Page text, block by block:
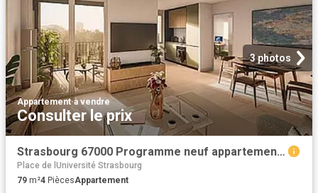
3 photos
Appartement·à vendre
Consulter le prix
Strasbourg 67000 Programme neuf appartement neuf à vendre t4 TVA 5,5%
Place de lUniversité Strasbourg
79 m²4 PiècesAppartement